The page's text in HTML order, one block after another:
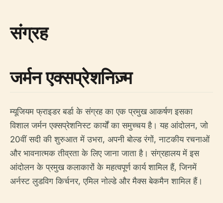
संग्रह
जर्मन एक्सप्रेशनिज़्म
म्यूजियम फ्राइडर बर्डा के संग्रह का एक प्रमुख आकर्षण इसका
विशाल जर्मन एक्सप्रेशनिस्ट कार्यों का समुच्चय है। यह आंदोलन, जो
20वीं सदी की शुरुआत में उभरा, अपनी बोल्ड रंगों, नाटकीय रचनाओं
और भावनात्मक तीव्रता के लिए जाना जाता है। संग्रहालय में इस
आंदोलन के प्रमुख कलाकारों के महत्वपूर्ण कार्य शामिल हैं, जिनमें
अर्नस्ट लुडविग किर्चनर, एमिल नोल्डे और मैक्स बेकमैन शामिल हैं।